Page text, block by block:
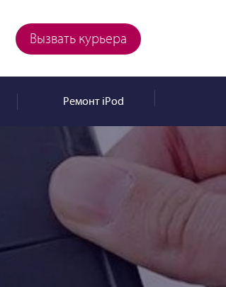
Вызвать курьера
РемонтiPod